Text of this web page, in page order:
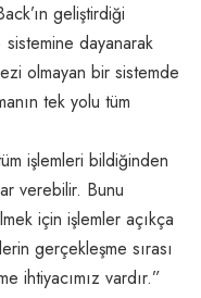
geliştirdiği
sistemine dayanarak
olmayan bir sistemde
tek yolu tüm
işlemleri bildiğinden
verebilir. Bunu
için işlemler açıkça
gerçekleşme sırası
ihtiyacımız vardır.”